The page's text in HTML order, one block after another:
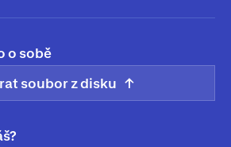
o sobě
soubor z disku